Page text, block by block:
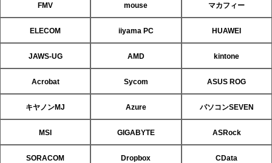
FMV mouse マカフィー
ELECOM iiyama PC HUAWEI
JAWS-UG AMD kintone
Acrobat Sycom ASUS ROG
キヤノンMJ Azure パソコンSEVEN
MSI GIGABYTE ASRock
SORACOM Dropbox CData